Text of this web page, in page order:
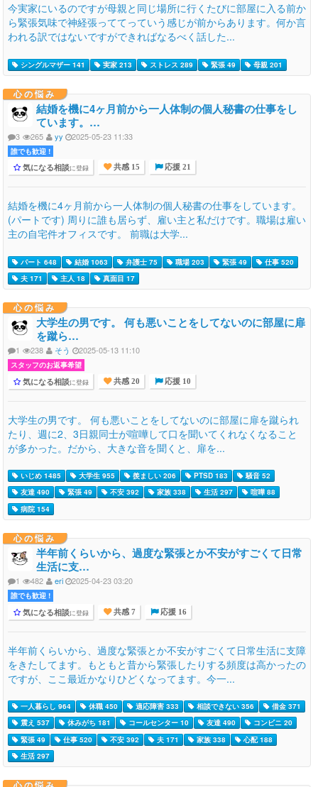
今実家にいるのですが母親と同じ場所に行くたびに部屋に入る前か
ら緊張気味で神経張っててっていう感じが前からあります。何か言
われる訳ではないですができればなるべく話した...
シングルマザー 141 実家 213 ストレス 289 緊張 49 母親 201
心の悩み
結婚を機に4ヶ月前から一人体制の個人秘書の仕事をし
ています。…
3 265 yy 2025-05-23 11:33
誰でも歓迎 !
気になる相談に登録 共感 15 応援 21
結婚を機に4ヶ月前から一人体制の個人秘書の仕事をしています。
(パートです) 周りに誰も居らず、雇い主と私だけです。職場は雇い
主の自宅件オフィスです。 前職は大学...
パート 648 結婚 1063 弁護士 75 職場 203 緊張 49
仕事 520
夫 171
主人 18 真面目 17
心の悩み
大学生の男です。 何も悪いことをしてないのに部屋に扉
を蹴ら…
1 238 そう 2025-05-13 11:10
スタッフのお返事希望
気になる相談に登録 共感 20 応援 10
大学生の男です。 何も悪いことをしてないのに部屋に扉を蹴られ
たり、週に2、3日親同士が喧嘩して口を聞いてくれなくなること
が多かった。だから、大きな音を聞くと、扉を...
いじめ 1485 大学生 955 羨ましい 206 PTSD 183
騒音 52
友達 490
緊張 49 不安 392 家族 338 生活 297
喧嘩 88
病院 154
心の悩み
半年前くらいから、過度な緊張とか不安がすごくて日常
生活に支…
1 482 eri 2025-04-23 03:20
誰でも歓迎 !
気になる相談に登録 共感 7 応援 16
半年前くらいから、過度な緊張とか不安がすごくて日常生活に支障
をきたしてます。もともと昔から緊張したりする頻度は高かったの
ですが、ここ最近かなりひどくなってます。今一...
一人暮らし 964 休職 450 適応障害 333 相談できない 356
借金 371
震え 537
休みがち 181 コールセンター 10 友達 490
コンビニ 20
緊張 49
仕事 520 不安 392 夫 171 家族 338
心配 188
生活 297